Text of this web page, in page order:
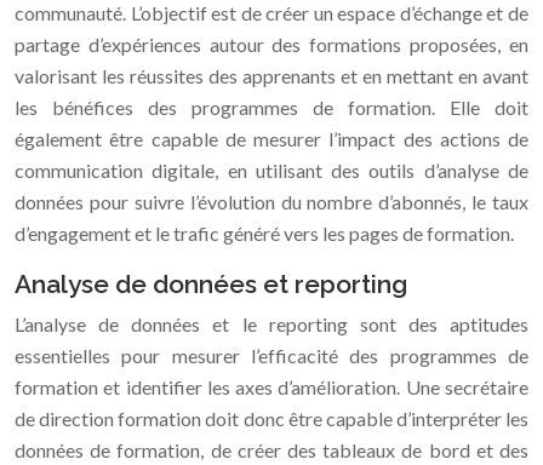
communauté. L’objectif est de créer un espace d’échange et de
partage d’expériences autour des formations proposées, en
valorisant les réussites des apprenants et en mettant en avant
les bénéfices des programmes de formation. Elle doit
également être capable de mesurer l’impact des actions de
communication digitale, en utilisant des outils d’analyse de
données pour suivre l’évolution du nombre d’abonnés, le taux
d’engagement et le trafic généré vers les pages de formation.
Analyse de données et reporting
L’analyse de données et le reporting sont des aptitudes
essentielles pour mesurer l’efficacité des programmes de
formation et identifier les axes d’amélioration. Une secrétaire
de direction formation doit donc être capable d’interpréter les
données de formation, de créer des tableaux de bord et des